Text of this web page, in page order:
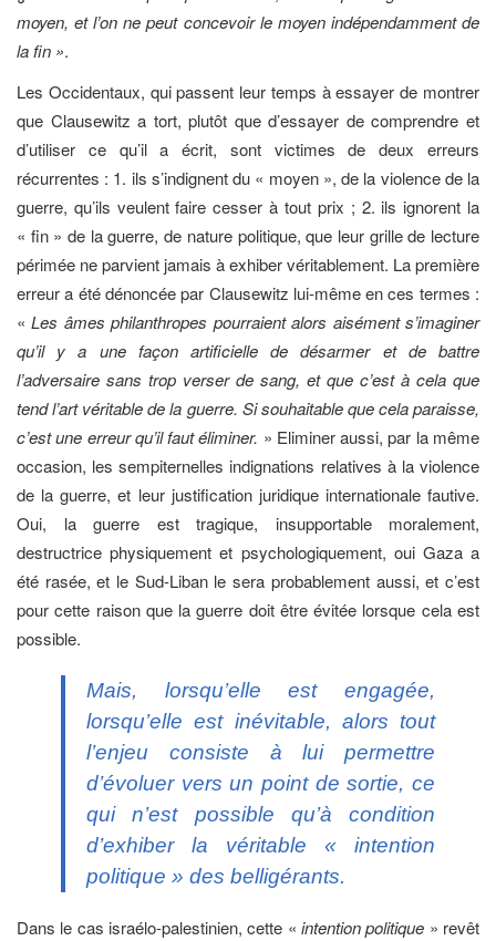
moyen, et l’on ne peut concevoir le moyen indépendamment de
la fin ».
Les Occidentaux, qui passent leur temps à essayer de montrer
que Clausewitz a tort, plutôt que d’essayer de comprendre et
d’utiliser ce qu’il a écrit, sont victimes de deux erreurs
récurrentes : 1. ils s’indignent du « moyen », de la violence de la
guerre, qu’ils veulent faire cesser à tout prix ; 2. ils ignorent la
« fin » de la guerre, de nature politique, que leur grille de lecture
périmée ne parvient jamais à exhiber véritablement. La première
erreur a été dénoncée par Clausewitz lui-même en ces termes :
«Les âmes philanthropes pourraient alors aisément s’imaginer
qu’il y a une façon artificielle de désarmer et de battre
l’adversaire sans trop verser de sang, et que c’est à cela que
tend l’art véritable de la guerre. Si souhaitable que cela paraisse,
c’est une erreur qu’il faut éliminer. » Eliminer aussi, par la même
occasion, les sempiternelles indignations relatives à la violence
de la guerre, et leur justification juridique internationale fautive.
Oui, la guerre est tragique, insupportable moralement,
destructrice physiquement et psychologiquement, oui Gaza a
été rasée, et le Sud-Liban le sera probablement aussi, et c’est
pour cette raison que la guerre doit être évitée lorsque cela est
possible.
Mais, lorsqu’elle est engagée,
lorsqu’elle est inévitable, alors tout
l’enjeu consiste à lui permettre
d’évoluer vers un point de sortie, ce
qui n’est possible qu’à condition
d’exhiber la véritable « intention
politique » des belligérants.
Dans le cas israélo-palestinien, cette « intention politique » revêt